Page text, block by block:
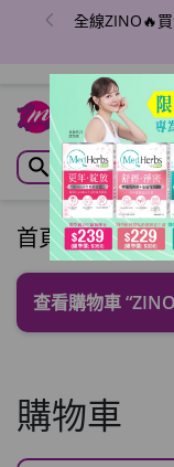
全線ZINO🔥
首頁/購物車
查看購物車
購物車